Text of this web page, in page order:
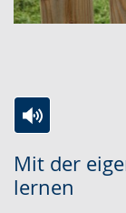
Mit der
lernen
Leichten
Sprache
Audio-
Unterstützung.
Video
in